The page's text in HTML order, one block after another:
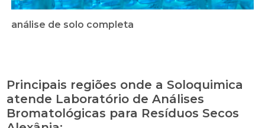
análise de solo completa
Principais regiões onde a Soloquimica
atende Laboratório de Análises
Bromatológicas para Resíduos Secos